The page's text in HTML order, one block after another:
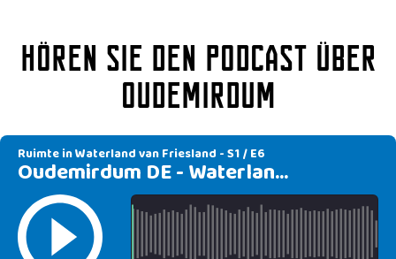
Hören Sie den Podcast über
Oudemirdum